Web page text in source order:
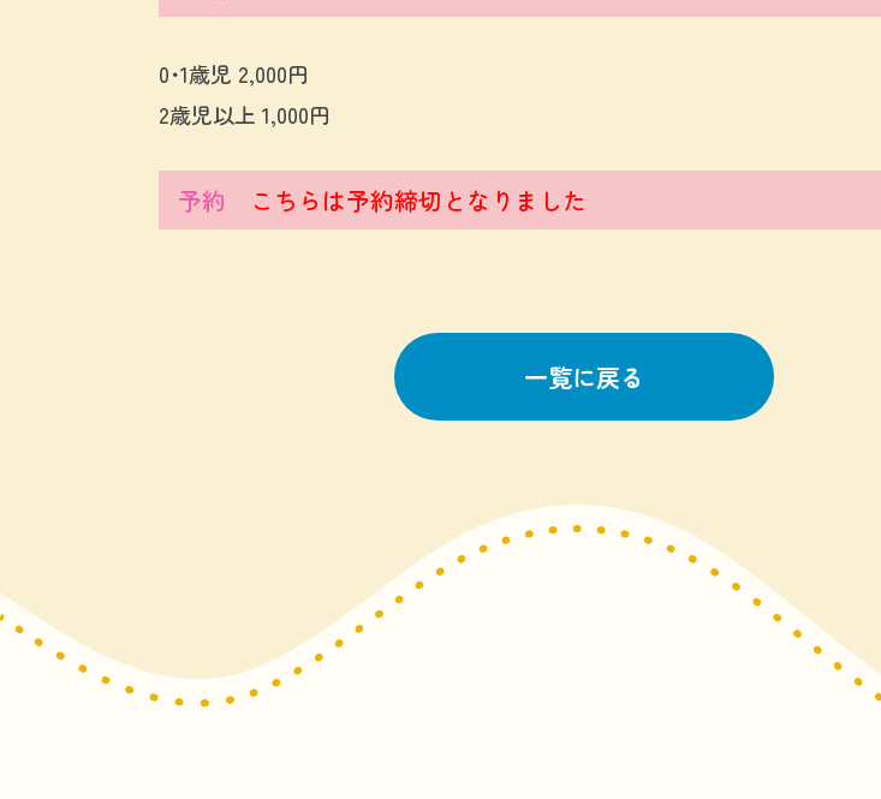
0･1歳児 2,000円
2歳児以上 1,000円
予約 こちらは予約締切となりました
一覧に戻る